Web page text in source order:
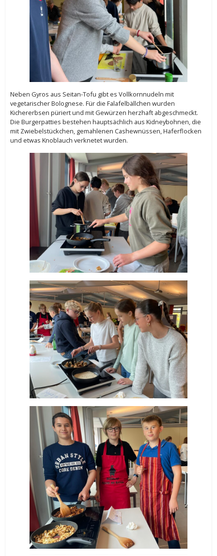
Neben Gyros aus Seitan-Tofu gibt es Vollkornnudeln mit
vegetarischer Bolognese. Für die Falafelbällchen wurden
Kichererbsen püriert und mit Gewürzen herzhaft abgeschmeckt.
Die Burgerpatties bestehen hauptsächlich aus Kidneybohnen, die
mit Zwiebelstückchen, gemahlenen Cashewnüssen, Haferflocken
und etwas Knoblauch verknetet wurden.